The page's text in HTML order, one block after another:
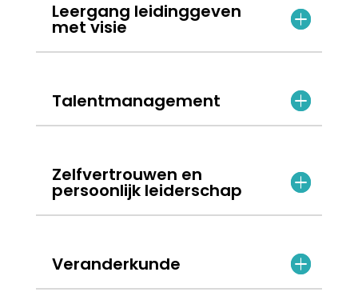
Leergang leidinggeven
met visie
Talentmanagement
Zelfvertrouwen en
persoonlijk leiderschap
Veranderkunde